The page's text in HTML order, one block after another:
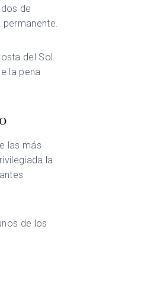
de
del Sol.
la pena
las más
la
de los